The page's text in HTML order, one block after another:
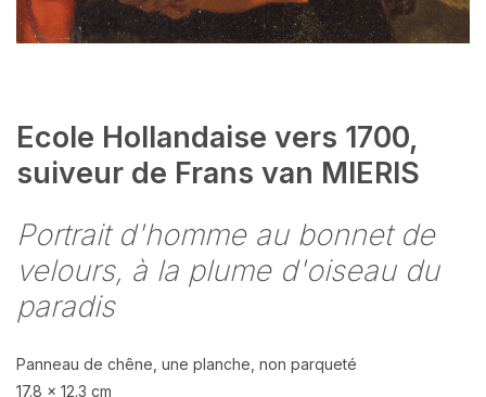
Ecole Hollandaise vers 1700,
suiveur de Frans van MIERIS
Portrait d'homme au bonnet de
velours, à la plume d'oiseau du
paradis
Panneau de chêne, une planche, non parqueté
17.8 x 12.3 cm